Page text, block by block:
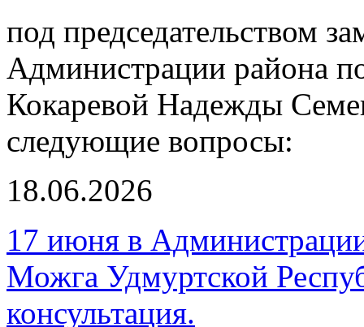
под председательством
Администрации района
Кокаревой Надежды
следующие вопросы:
18.06.2026
17 июня в
Можга Удмуртской
консультация.